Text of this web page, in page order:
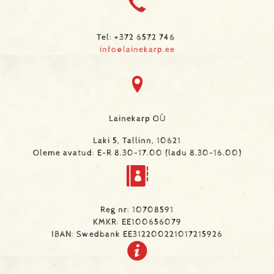
Tel: +372 6572 746
info@lainekarp.ee
Lainekarp OÜ
Laki 5, Tallinn, 10621
Oleme avatud: E-R 8.30-17.00 (ladu 8.30-16.00)
Reg nr: 10708591
KMKR: EE100656079
IBAN: Swedbank EE312200221017215926